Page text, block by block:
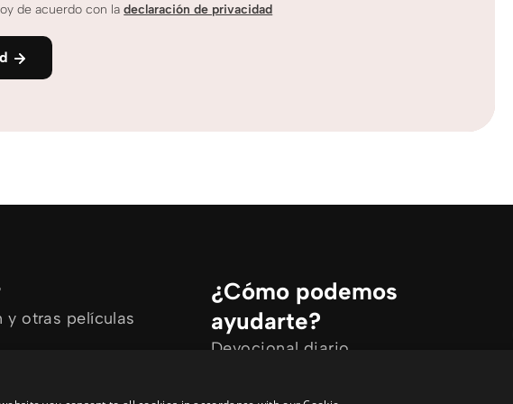
de acuerdo con ladeclaración de privacidad
y otras películas
¿Cómo podemos
ayudarte?
Devocional diario
Tengo preguntas